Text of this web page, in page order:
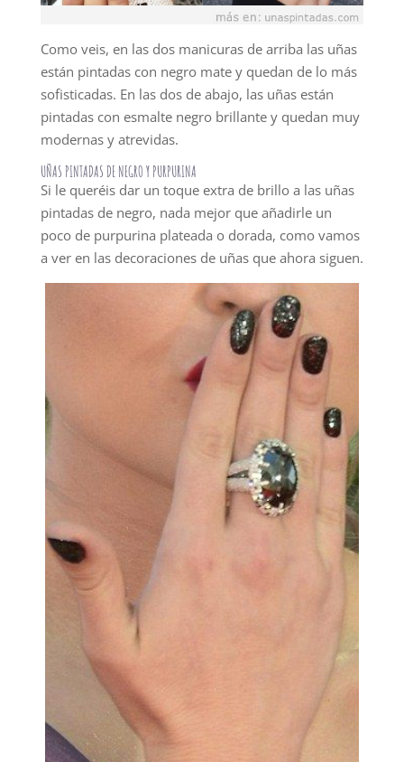
Como veis, en las dos manicuras de arriba las uñas
están pintadas con negro mate y quedan de lo más
sofisticadas. En las dos de abajo, las uñas están
pintadas con esmalte negro brillante y quedan muy
modernas y atrevidas.
UÑAS PINTADAS DE NEGRO Y PURPURINA
Si le queréis dar un toque extra de brillo a las uñas
pintadas de negro, nada mejor que añadirle un
poco de purpurina plateada o dorada, como vamos
a ver en las decoraciones de uñas que ahora siguen.